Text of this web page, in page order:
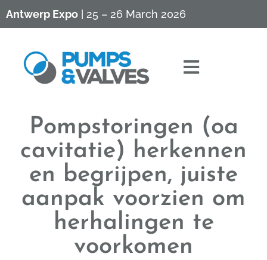
Antwerp Expo | 25 – 26 March 2026
Pompstoringen (oa
cavitatie) herkennen
en begrijpen, juiste
aanpak voorzien om
herhalingen te
voorkomen